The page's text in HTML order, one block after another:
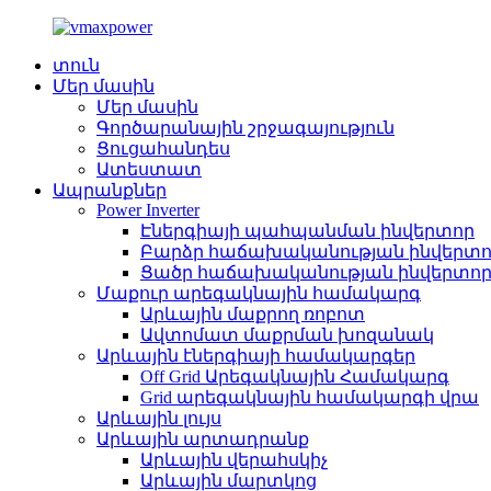
տուն
Մեր մասին
Մեր մասին
Գործարանային շրջագայություն
Ցուցահանդես
Ատեստատ
Ապրանքներ
Power Inverter
Էներգիայի պահպանման ինվերտոր
Բարձր հաճախականության
Ցածր հաճախականության ինվերտոր
Մաքուր արեգակնային համակարգ
Արևային մաքրող ռոբոտ
Ավտոմատ մաքրման խոզանակ
Արևային էներգիայի համակարգեր
Off Grid Արեգակնային Համակարգ
Grid արեգակնային համակարգի վրա
Արևային լույս
Արևային արտադրանք
Արևային վերահսկիչ
Արևային մարտկոց